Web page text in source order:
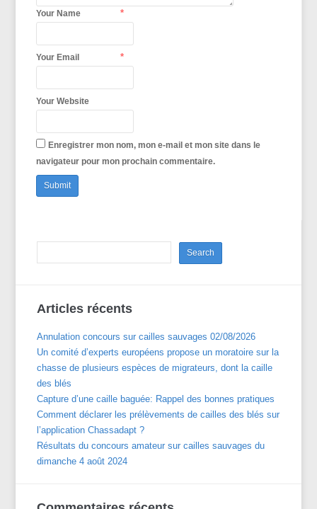
Your Name *
Your Email *
Your Website
Enregistrer mon nom, mon e-mail et mon site dans le
navigateur pour mon prochain commentaire.
Articles récents
Annulation concours sur cailles sauvages 02/08/2026
Un comité d’experts européens propose un moratoire sur la
chasse de plusieurs espèces de migrateurs, dont la caille
des blés
Capture d’une caille baguée: Rappel des bonnes pratiques
Comment déclarer les prélèvements de cailles des blés sur
l’application Chassadapt ?
Résultats du concours amateur sur cailles sauvages du
dimanche 4 août 2024